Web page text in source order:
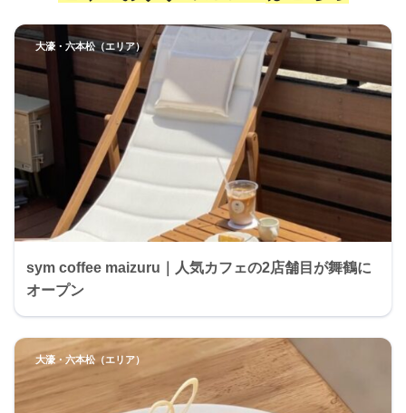
sym coffee maizuru｜人気カフェの2店舗目が舞鶴に
オープン
大濠・六本松（エリア）
大濠・六本松（エリア）